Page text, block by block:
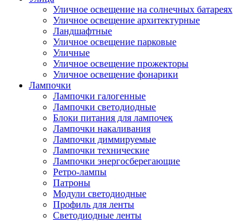
Уличное освещение на солнечных батареях
Уличное освещение архитектурные
Ландшафтные
Уличное освещение парковые
Уличные
Уличное освещение прожекторы
Уличное освещение фонарики
Лампочки
Лампочки галогенные
Лампочки светодиодные
Блоки питания для лампочек
Лампочки накаливания
Лампочки диммируемые
Лампочки технические
Лампочки энергосберегающие
Ретро-лампы
Патроны
Модули светодиодные
Профиль для ленты
Светодиодные ленты